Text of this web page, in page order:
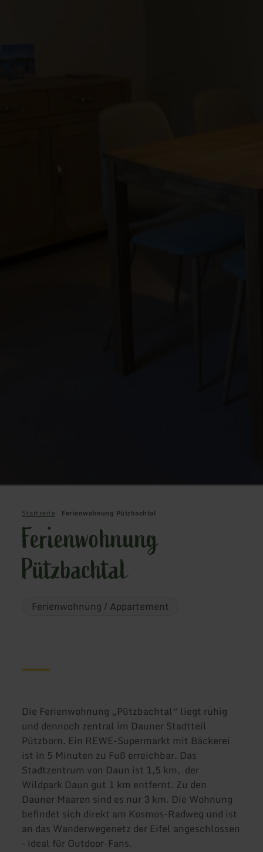
Startseite Ferienwohnung Pützbachtal
Ferienwohnung
Pützbachtal
Ferienwohnung / Appartement
Die Ferienwohnung „Pützbachtal“ liegt ruhig
und dennoch zentral im Dauner Stadtteil
Pützborn. Ein REWE-Supermarkt mit Bäckerei
ist in 5 Minuten zu Fuß erreichbar. Das
Stadtzentrum von Daun ist 1,5 km, der
Wildpark Daun gut 1 km entfernt. Zu den
Dauner Maaren sind es nur 3 km. Die Wohnung
befindet sich direkt am Kosmos-Radweg und ist
an das Wanderwegenetz der Eifel angeschlossen
– ideal für Outdoor-Fans.